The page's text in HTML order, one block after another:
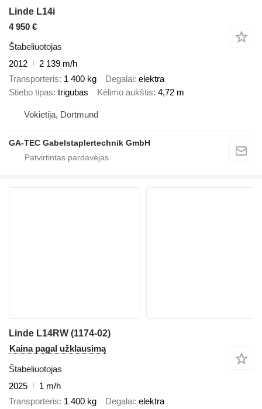
Linde L14i
4 950 €
Štabeliuotojas
2012
2 139 m/h
Transporteris 1 400 kg Degalai elektra
Stiebo tipas trigubas Kėlimo aukštis 4,72 m
Vokietija, Dortmund
GA-TEC Gabelstaplertechnik GmbH
Linde L14RW (1174-02)
Kaina pagal užklausimą
Štabeliuotojas
2025
1 m/h
Transporteris 1 400 kg Degalai elektra